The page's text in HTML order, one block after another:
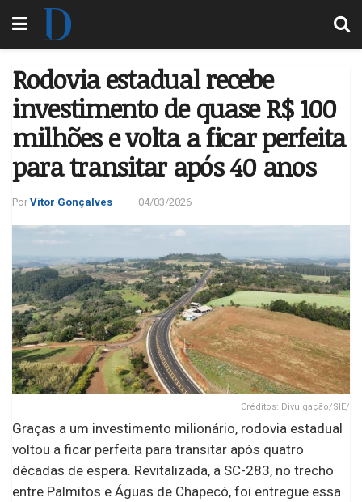
Rodovia estadual recebe
investimento de quase R$ 100
milhões e volta a ficar perfeita
para transitar após 40 anos
Por Vitor Gonçalves 04/03/2026
Créditos: Divulgação/SIE/
Graças a um investimento milionário, rodovia estadual
voltou a ficar perfeita para transitar após quatro
décadas de espera. Revitalizada, a SC-283, no trecho
entre Palmitos e Águas de Chapecó, foi entregue essa